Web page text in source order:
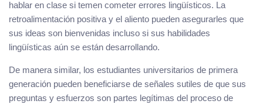
hablar en clase si temen cometer errores lingüísticos. La
retroalimentación positiva y el aliento pueden asegurarles que
sus ideas son bienvenidas incluso si sus habilidades
lingüísticas aún se están desarrollando.
De manera similar, los estudiantes universitarios de primera
generación pueden beneficiarse de señales sutiles de que sus
preguntas y esfuerzos son partes legítimas del proceso de